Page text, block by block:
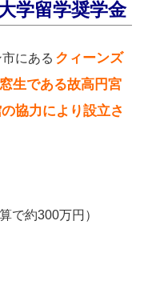
学留学奨学金
にある クィーンズ
生である故高円宮
協力により設立さ
で約300万円）